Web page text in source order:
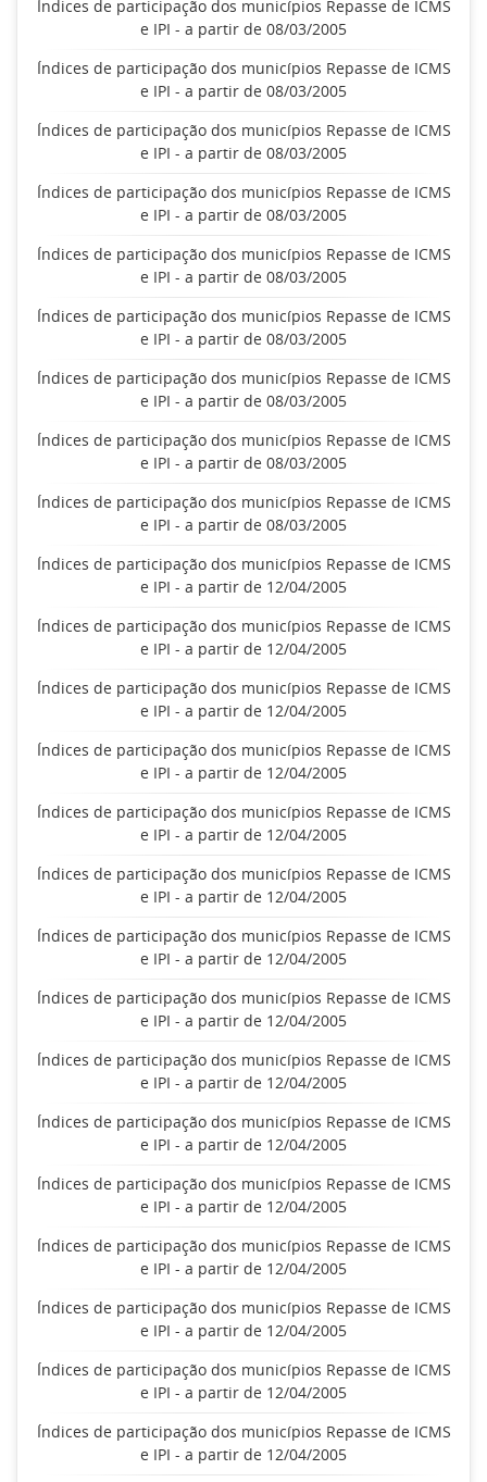
Índices de participação dos municípios Repasse de ICMS
e IPI - a partir de 08/03/2005
Índices de participação dos municípios Repasse de ICMS
e IPI - a partir de 08/03/2005
Índices de participação dos municípios Repasse de ICMS
e IPI - a partir de 08/03/2005
Índices de participação dos municípios Repasse de ICMS
e IPI - a partir de 08/03/2005
Índices de participação dos municípios Repasse de ICMS
e IPI - a partir de 08/03/2005
Índices de participação dos municípios Repasse de ICMS
e IPI - a partir de 08/03/2005
Índices de participação dos municípios Repasse de ICMS
e IPI - a partir de 08/03/2005
Índices de participação dos municípios Repasse de ICMS
e IPI - a partir de 08/03/2005
Índices de participação dos municípios Repasse de ICMS
e IPI - a partir de 08/03/2005
Índices de participação dos municípios Repasse de ICMS
e IPI - a partir de 12/04/2005
Índices de participação dos municípios Repasse de ICMS
e IPI - a partir de 12/04/2005
Índices de participação dos municípios Repasse de ICMS
e IPI - a partir de 12/04/2005
Índices de participação dos municípios Repasse de ICMS
e IPI - a partir de 12/04/2005
Índices de participação dos municípios Repasse de ICMS
e IPI - a partir de 12/04/2005
Índices de participação dos municípios Repasse de ICMS
e IPI - a partir de 12/04/2005
Índices de participação dos municípios Repasse de ICMS
e IPI - a partir de 12/04/2005
Índices de participação dos municípios Repasse de ICMS
e IPI - a partir de 12/04/2005
Índices de participação dos municípios Repasse de ICMS
e IPI - a partir de 12/04/2005
Índices de participação dos municípios Repasse de ICMS
e IPI - a partir de 12/04/2005
Índices de participação dos municípios Repasse de ICMS
e IPI - a partir de 12/04/2005
Índices de participação dos municípios Repasse de ICMS
e IPI - a partir de 12/04/2005
Índices de participação dos municípios Repasse de ICMS
e IPI - a partir de 12/04/2005
Índices de participação dos municípios Repasse de ICMS
e IPI - a partir de 12/04/2005
Índices de participação dos municípios Repasse de ICMS
e IPI - a partir de 12/04/2005